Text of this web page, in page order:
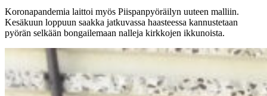
Koronapandemia laittoi myös Piispanpyöräilyn uuteen malliin.
Kesäkuun loppuun saakka jatkuvassa haasteessa kannustetaan
pyörän selkään bongailemaan nalleja kirkkojen ikkunoista.